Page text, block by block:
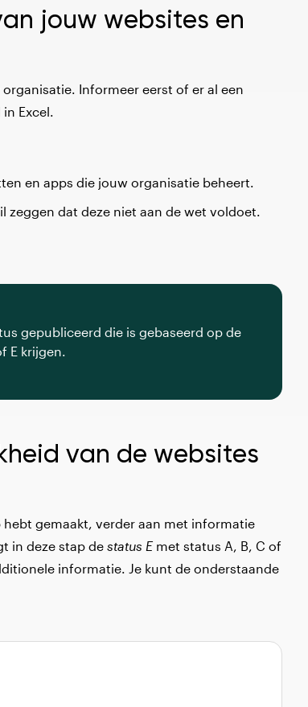
jouw websites en
Informeer eerst of er al een
Excel.
en apps die jouw organisatie beheert.
zeggen dat deze niet aan de wet voldoet.
gepubliceerd die is gebaseerd op de
E krijgen.
van de websites
gemaakt, verder aan met informatie
in deze stap de status E met status A, B, C of
informatie. Je kunt de onderstaande